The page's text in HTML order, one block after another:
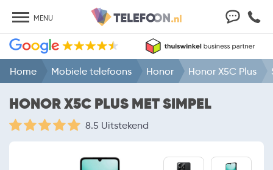
MENU
Home Mobiele telefoons Honor Honor X5C Plus
HONOR X5C PLUS MET SIMPEL
8.5 Uitstekend